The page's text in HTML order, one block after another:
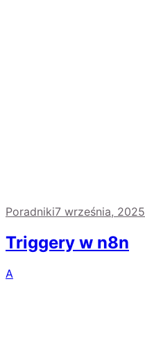
Poradniki7 września, 2025
Triggery w n8n
A